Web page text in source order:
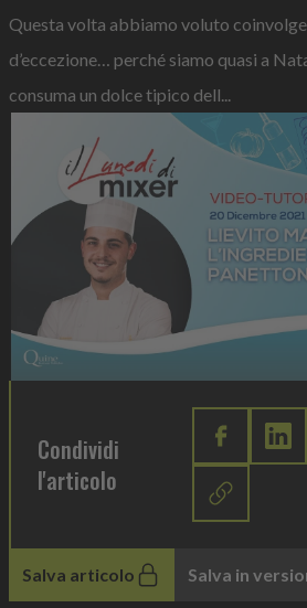
Questa volta abbiamo voluto
d’eccezione… perché siamo quasi a
consuma un dolce tipico dell...
Condividi
l'articolo
Salva articolo Salva in